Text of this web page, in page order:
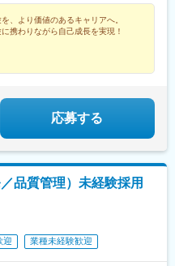
チーフやリーダーに任命される
管理やメンバーのフォローをし
であるマネージャーに任命され
スペシャリスト（役職無し）
、宮城、秋田、山形、福島北関
玉、東京南関東エリア…東京、
、長野、新潟、東京東海エリ
エリア…富山、石川、福井関西
、奈良、和歌山中四国エリア…
駅、草津駅(滋賀県)、烏丸駅、茨
)、大阪駅、三田駅(兵庫県)、三
石駅、加古川駅、岡山駅前駅、
)、徳山駅、徳島駅、新居浜駅、
、熊本城・市役所前駅、宮崎駅、
崎駅、日吉町駅、新浜松駅、新
前駅、足羽山公園口駅、近鉄四
中央駅(北大阪急行)、西梅田駅、
、田町駅(岡山県)、胡町駅、眉山
西鉄福岡駅、花畑町駅、高見橋
古屋駅、電鉄富山駅・エスタ前
京都河原町駅、大阪梅田駅(阪神
、より価値のあるキャリアへ。
携わりながら自己成長を実現！
応募する
品質管理）未経験採用
迎 業種未経験歓迎